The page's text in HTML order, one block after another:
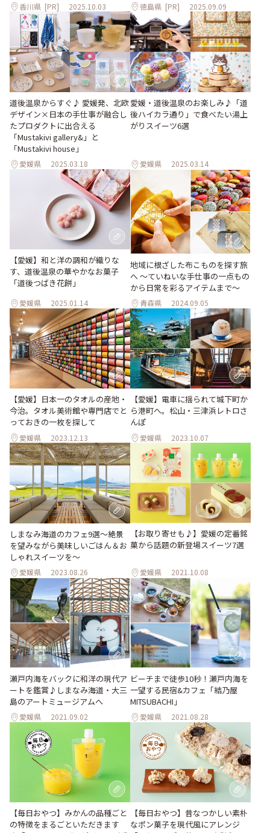
香川県 [PR] 2025.10.03 徳島県 [PR] 2025.09.09
道後温泉からすぐ♪ 愛媛発、北欧
デザイン×日本の手仕事が融合し
たプロダクトに出合える
「Mustakivi gallery&」と
「Mustakivi house」
愛媛県 2025.03.18
愛媛・道後温泉のお楽しみ♪「道
後ハイカラ通り」で食べたい湯上
がりスイーツ6選
愛媛県 2025.03.14
【愛媛】和と洋の調和が織りな
す、道後温泉の華やかなお菓子
「道後つばき花餅」
愛媛県 2025.01.14
地域に根ざした布こものを探す旅
へ 〜ていねいな手仕事の一点もの
から日常を彩るアイテムまで〜
青森県 2024.09.05
【愛媛】日本一のタオルの産地・
今治。タオル美術館や専門店でと
っておきの一枚を探して
愛媛県 2023.12.13
【愛媛】電車に揺られて城下町か
ら港町へ。松山・三津浜レトロさ
んぽ
愛媛県 2023.10.07
しまなみ海道のカフェ9選〜絶景
を望みながら美味しいごはん＆お
しゃれスイーツを〜
愛媛県 2023.08.26
【お取り寄せも♪】愛媛の定番銘
菓から話題の新登場スイーツ7選
愛媛県 2021.10.08
瀬戸内海をバックに和洋の現代ア
ートを鑑賞♪しまなみ海道・大三
島のアートミュージアムへ
愛媛県 2021.09.02
ビーチまで徒歩10秒！瀬戸内海を
一望する民宿&カフェ「結乃屋
MITSUBACHI」
愛媛県 2021.08.28
【毎日おやつ】みかんの品種ごと
の特徴をまるごといただきます
【毎日おやつ】昔なつかしい素朴
なポン菓子を現代風にアレンジ